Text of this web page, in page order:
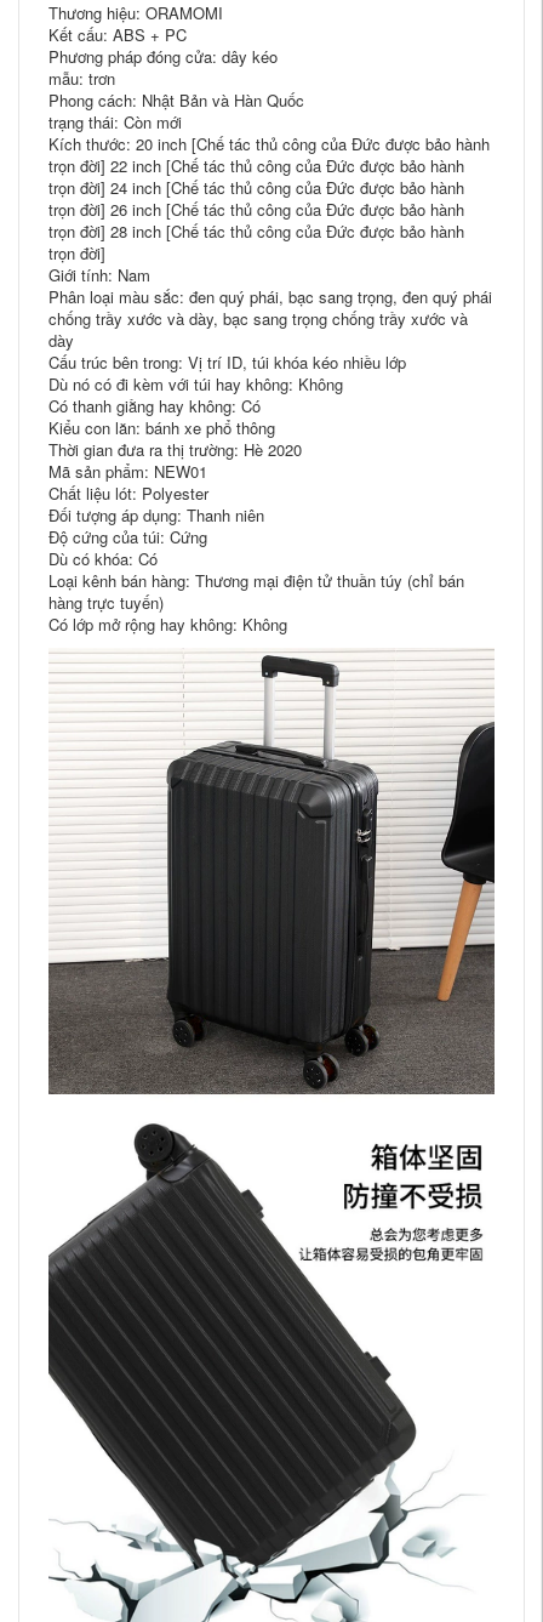
Thương hiệu: ORAMOMI
Kết cấu: ABS + PC
Phương pháp đóng cửa: dây kéo
mẫu: trơn
Phong cách: Nhật Bản và Hàn Quốc
trạng thái: Còn mới
Kích thước: 20 inch [Chế tác thủ công của Đức được bảo hành
trọn đời] 22 inch [Chế tác thủ công của Đức được bảo hành
trọn đời] 24 inch [Chế tác thủ công của Đức được bảo hành
trọn đời] 26 inch [Chế tác thủ công của Đức được bảo hành
trọn đời] 28 inch [Chế tác thủ công của Đức được bảo hành
trọn đời]
Giới tính: Nam
Phân loại màu sắc: đen quý phái, bạc sang trọng, đen quý phái
chống trầy xước và dày, bạc sang trọng chống trầy xước và
dày
Cấu trúc bên trong: Vị trí ID, túi khóa kéo nhiều lớp
Dù nó có đi kèm với túi hay không: Không
Có thanh giằng hay không: Có
Kiểu con lăn: bánh xe phổ thông
Thời gian đưa ra thị trường: Hè 2020
Mã sản phẩm: NEW01
Chất liệu lót: Polyester
Đối tượng áp dụng: Thanh niên
Độ cứng của túi: Cứng
Dù có khóa: Có
Loại kênh bán hàng: Thương mại điện tử thuần túy (chỉ bán
hàng trực tuyến)
Có lớp mở rộng hay không: Không